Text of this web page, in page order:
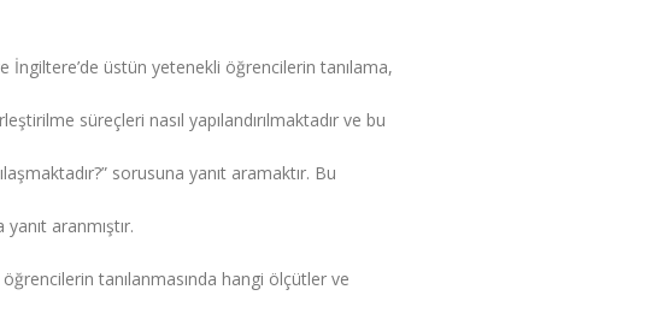
İngiltere’de üstün yetenekli öğrencilerin tanılama,
süreçleri nasıl yapılandırılmaktadır ve bu
sorusuna yanıt aramaktır. Bu
aranmıştır.
tanılanmasında hangi ölçütler ve